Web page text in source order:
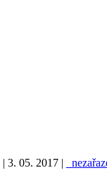
| 3. 05. 2017 |